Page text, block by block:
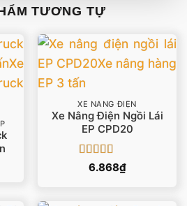
TƯƠNG TỰ
XE NÂNG ĐIỆN
Xe Nâng Điện Ngồi Lái
EP CPD20
Được xếp
5 sao
6.868₫